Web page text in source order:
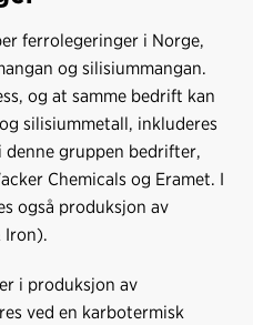
ferrolegeringer i Norge,
og silisiummangan.
og at samme bedrift kan
silisiummetall, inkluderes
gruppen bedrifter,
Chemicals og Eramet. I
også produksjon av
Iron).
i produksjon av
ved en karbotermisk